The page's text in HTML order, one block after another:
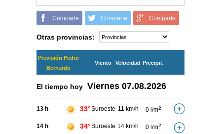
Comparte Comparte Comparte
Otras provincias:
Previsión Pedro
Bernardo
Viento Velocidad Precipit.
El tiempo hoy Viernes 07.08.2026
13 h 33°Suroeste 11 km/h 0 l/m2
14 h 34°Suroeste 14 km/h 0 l/m2